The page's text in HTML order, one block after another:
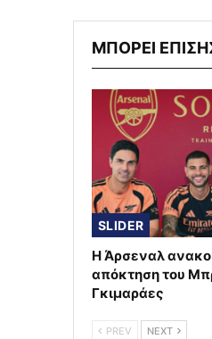
ΜΠΟΡΕΙ
SLIDER
Η Άρσεναλ
απόκτηση του
Γκιμαράες
PREV NEXT